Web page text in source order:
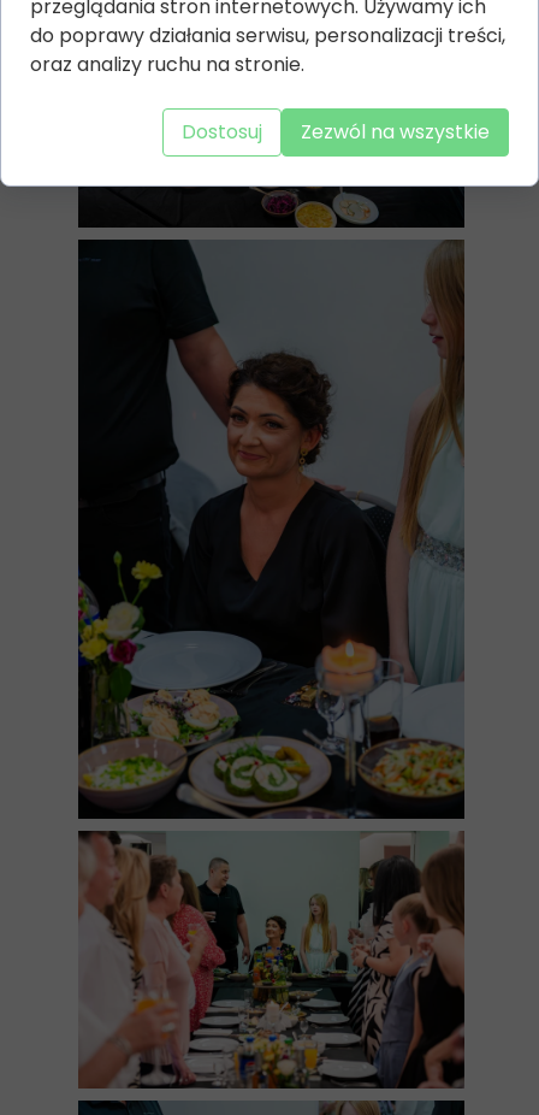
przeglądania stron internetowych. Używamy ich
do poprawy działania serwisu, personalizacji treści,
oraz analizy ruchu na stronie.
Dostosuj Zezwól na wszystkie